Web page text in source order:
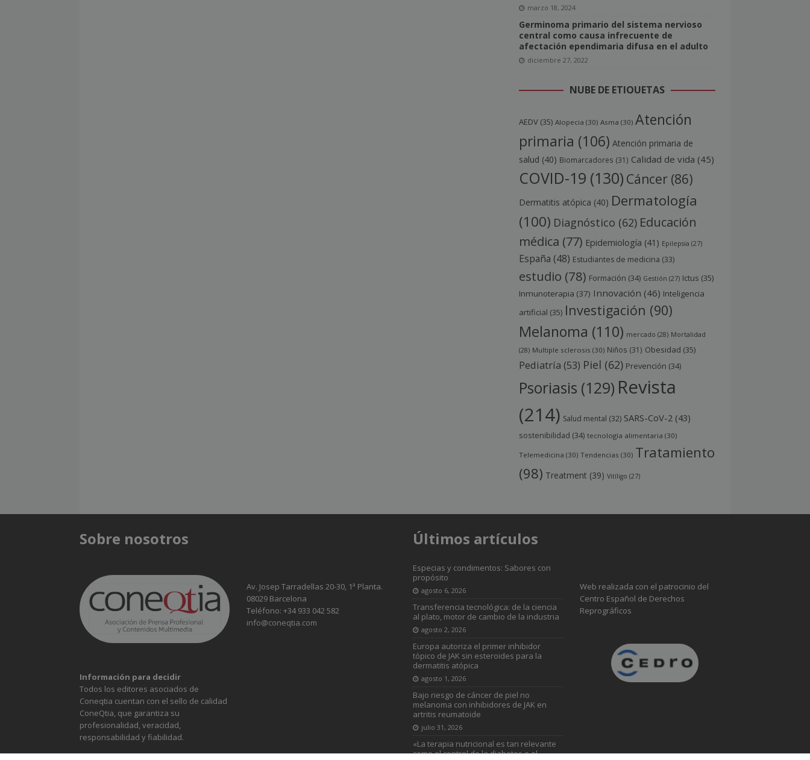
marzo 18, 2024
Germinoma primario del sistema nervioso
central como causa infrecuente de
afectación ependimaria difusa en el adulto
diciembre 27, 2022
NUBE DE ETIQUETAS
AEDV(35) Alopecia (30) Asma (30) Atención
primaria (106) Atención primaria de
salud (40) Biomarcadores (31) Calidad de vida (45)
COVID-19 (130) Cáncer(86)
Dermatitis atópica (40) Dermatología
(100) Diagnóstico (62) Educación
médica (77) Epidemiología (41) Epilepsia (27)
España (48) Estudiantes de medicina (33)
estudio (78) Formación (34) Gestión (27) Ictus (35)
Inmunoterapia (37) Innovación (46) Inteligencia
artificial (35) Investigación (90)
Melanoma (110) mercado (28) Mortalidad
(28) Multiple sclerosis (30) Niños (31) Obesidad (35)
Pediatría (53) Piel (62) Prevención (34)
Psoriasis (129) Revista
(214) Salud mental (32) SARS-CoV-2 (43)
sostenibilidad (34) tecnología alimentaria (30)
Telemedicina (30) Tendencias (30) Tratamiento
(98) Treatment (39) Vitíligo (27)
Sobre nosotros
Información para decidir
Todos los editores asociados de
Coneqtia cuentan con el sello de calidad
ConeQtia, que garantiza su
profesionalidad, veracidad,
responsabilidad y fiabilidad.
Av. Josep Tarradellas 20-30, 1ª Planta.
08029 Barcelona
Teléfono: +34 933 042 582
info@coneqtia.com
Últimos artículos
Especias y condimentos: Sabores con
propósito
agosto 6, 2026
Transferencia tecnológica: de la ciencia
al plato, motor de cambio de la industria
agosto 2, 2026
Europa autoriza el primer inhibidor
tópico de JAK sin esteroides para la
dermatitis atópica
agosto 1, 2026
Bajo riesgo de cáncer de piel no
melanoma con inhibidores de JAK en
artritis reumatoide
julio 31, 2026
«La terapia nutricional es tan relevante
como el control de la diabetes o el
Web realizada con el patrocinio del
Centro Español de Derechos
Reprográficos